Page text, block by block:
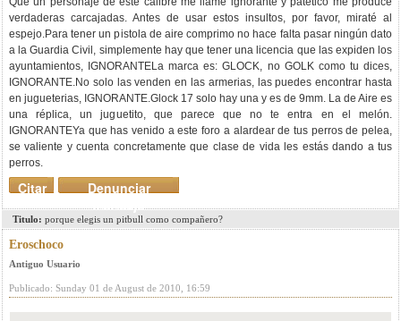
verdaderas carcajadas. Antes de usar estos insultos, por favor, miraté al
espejo.Para tener un pistola de aire comprimo no hace falta pasar ningún dato
a la Guardia Civil, simplemente hay que tener una licencia que las expiden los
ayuntamientos, IGNORANTELa marca es: GLOCK, no GOLK como tu dices,
IGNORANTE.No solo las venden en las armerias, las puedes encontrar hasta
en jugueterias, IGNORANTE.Glock 17 solo hay una y es de 9mm. La de Aire es
una réplica, un juguetito, que parece que no te entra en el melón.
IGNORANTEYa que has venido a este foro a alardear de tus perros de pelea,
se valiente y cuenta concretamente que clase de vida les estás dando a tus
perros.
Denunciar
mensaje
Citar
Titulo: porque elegis un pitbull como compañero?
Eroschoco
Antiguo Usuario
Publicado: Sunday 01 de August de 2010, 16:59